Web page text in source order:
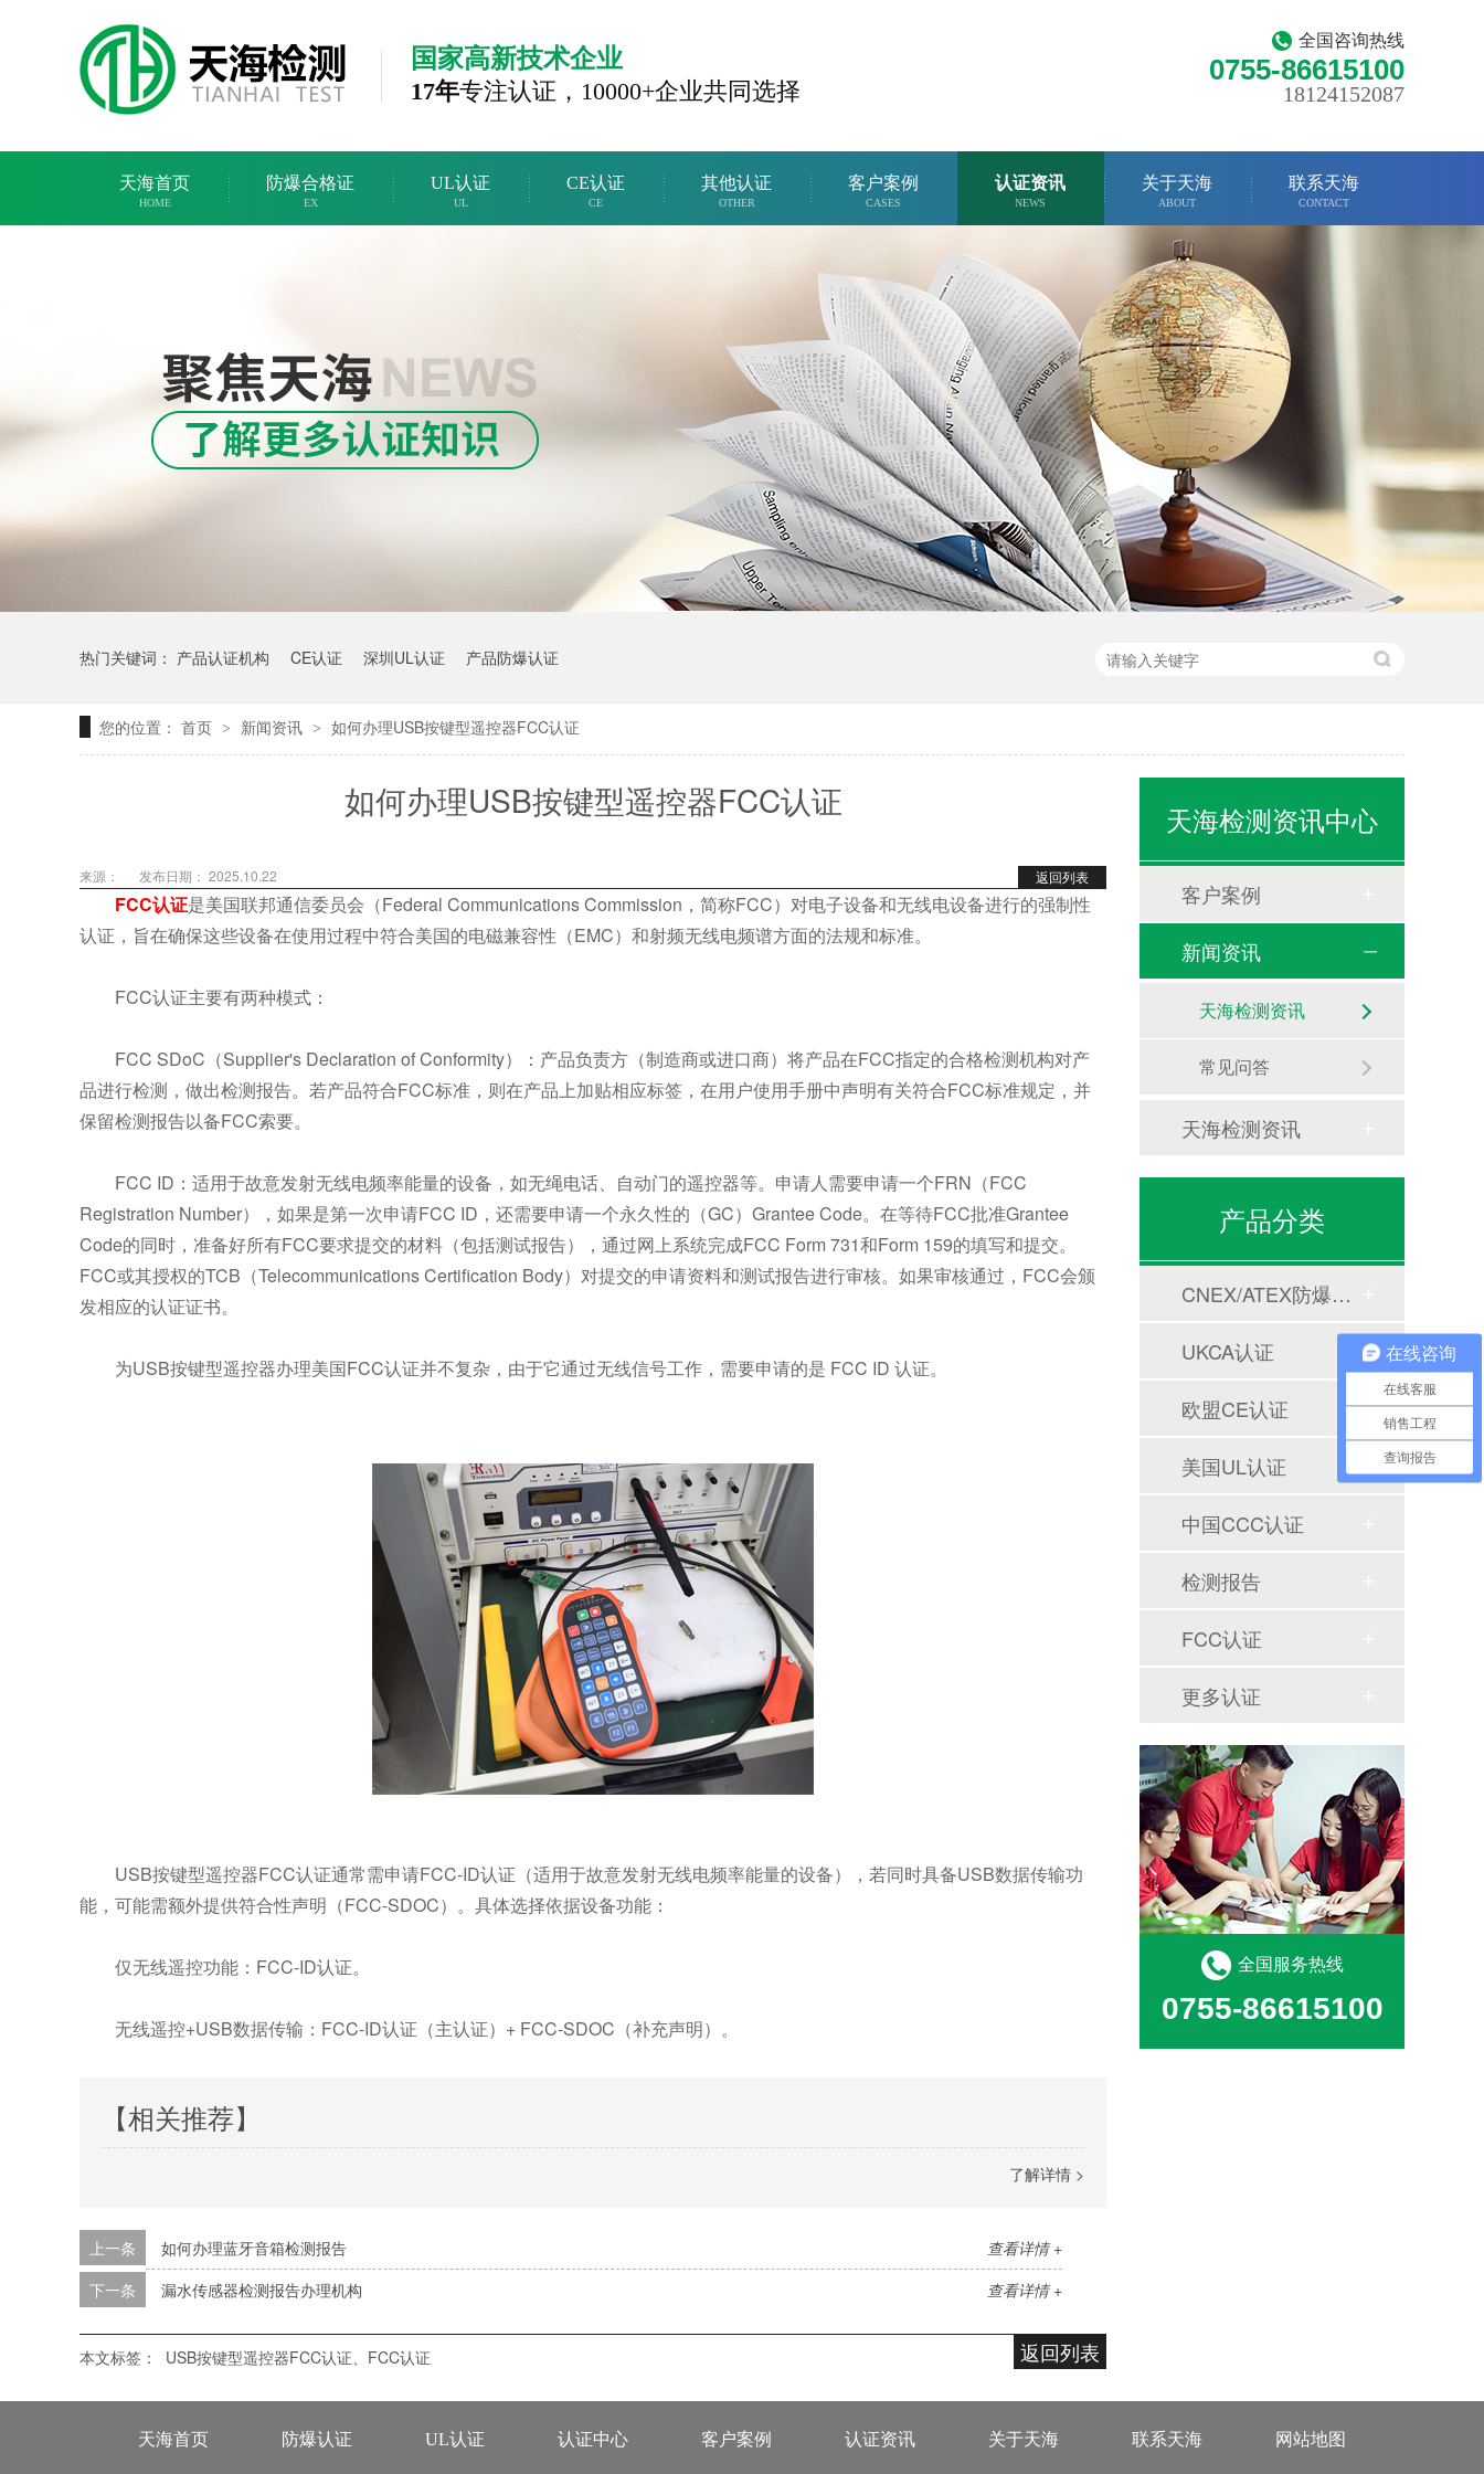
全国咨询热线
0755-86615100
18124152087
国家高新技术企业
17年专注认证， 10000+企业共同选择
天海首页
HOME
防爆合格证
EX
UL认证
UL
CE认证
CE
其他认证
OTHER
客户案例
CASES
认证资讯
NEWS
关于天海
ABOUT
联系天海
CONTACT
热门关键词： 产品认证机构 CE认证 深圳UL认证 产品防爆认证
您的位置： 首页 > 新闻资讯 > 如何办理USB按键型遥控器FCC认证
如何办理USB按键型遥控器FCC认证
返回列表
来源： 发布日期： 2025.10.22
FCC认证是美国联邦通信委员会（Federal Communications Commission，简称FCC）对电子设备和无线电设备进行的强制性
认证，旨在确保这些设备在使用过程中符合美国的电磁兼容性（EMC）和射频无线电频谱方面的法规和标准。
FCC认证主要有两种模式：
FCC SDoC（Supplier's Declaration of Conformity）：产品负责方（制造商或进口商）将产品在FCC指定的合格检测机构对产
品进行检测，做出检测报告。若产品符合FCC标准，则在产品上加贴相应标签，在用户使用手册中声明有关符合FCC标准规定，并
保留检测报告以备FCC索要。
FCC ID：适用于故意发射无线电频率能量的设备，如无绳电话、自动门的遥控器等。申请人需要申请一个FRN（FCC
Registration Number），如果是第一次申请FCC ID，还需要申请一个永久性的（GC）Grantee Code。在等待FCC批准Grantee
Code的同时，准备好所有FCC要求提交的材料（包括测试报告），通过网上系统完成FCC Form 731和Form 159的填写和提交。
FCC或其授权的TCB（Telecommunications Certification Body）对提交的申请资料和测试报告进行审核。如果审核通过，FCC会颁
发相应的认证证书。
为USB按键型遥控器办理美国FCC认证并不复杂，由于它通过无线信号工作，需要申请的是 FCC ID 认证。
USB按键型遥控器FCC认证通常需申请FCC-ID认证（适用于故意发射无线电频率能量的设备），若同时具备USB数据传输功
能，可能需额外提供符合性声明（FCC-SDOC）。具体选择依据设备功能：
仅无线遥控功能：FCC-ID认证。
无线遥控+USB数据传输：FCC-ID认证（主认证）+ FCC-SDOC（补充声明）。
【相关推荐】
了解详情 >
查看详情 +
上一条
如何办理蓝牙音箱检测报告
查看详情 +
下一条 漏水传感器检测报告办理机构
返回列表
本文标签： USB按键型遥控器FCC认证、FCC认证
天海检测资讯中心
客户案例
新闻资讯
天海检测资讯
常见问答
天海检测资讯
产品分类
CNEX/ATEX防爆合格证
UKCA认证
欧盟CE认证
美国UL认证
中国CCC认证
检测报告
FCC认证
更多认证
全国服务热线
0755-86615100
天海首页 防爆认证 UL认证 认证中心 客户案例 认证资讯 关于天海 联系天海 网站地图
在线咨询
在线客服
销售工程
查询报告